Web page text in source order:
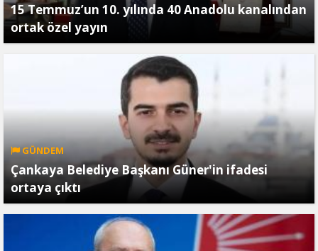
15 Temmuz’un 10. yılında 40 Anadolu kanalından
ortak özel yayın
GÜNDEM
Çankaya Belediye Başkanı Güner'in ifadesi
ortaya çıktı